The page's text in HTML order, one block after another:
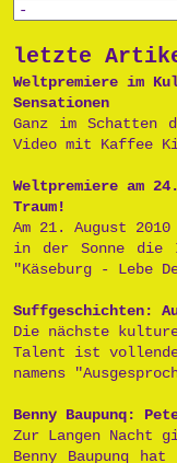
letzte
Weltpremiere im
Sensationen
Ganz im Schatten
Video mit Kaffee
Weltpremiere am
Traum!
Am 21. August
in der Sonne die
"Käseburg - Lebe
Suffgeschichten:
Die nächste
Talent ist
namens
Benny Baupunq:
Zur Langen Nacht
Benny Baupunq